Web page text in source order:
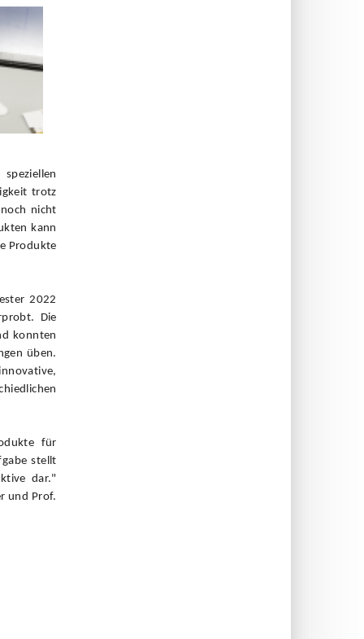
trotz
nicht
kann
Produkte
2022
Die
konnten
üben.
für
stellt
dar."
und Prof.